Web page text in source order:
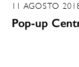
11 AGOSTO
Pop-up